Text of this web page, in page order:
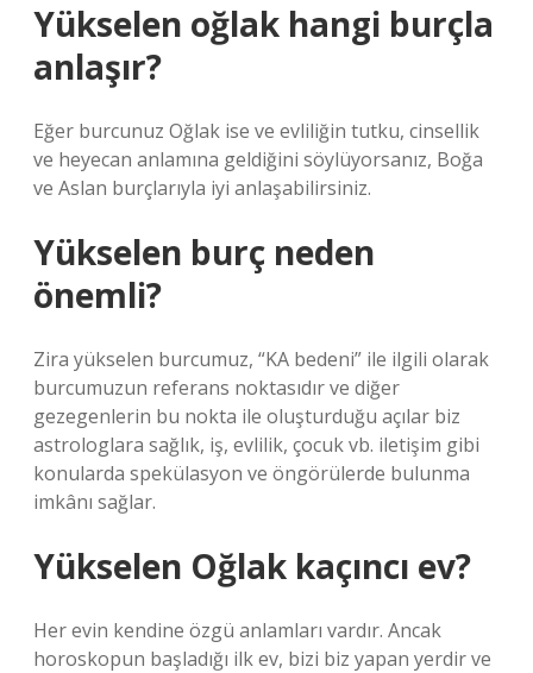
Yükselen oğlak hangi burçla
anlaşır?
Eğer burcunuz Oğlak ise ve evliliğin tutku, cinsellik
ve heyecan anlamına geldiğini söylüyorsanız, Boğa
ve Aslan burçlarıyla iyi anlaşabilirsiniz.
Yükselen burç neden
önemli?
Zira yükselen burcumuz, “KA bedeni” ile ilgili olarak
burcumuzun referans noktasıdır ve diğer
gezegenlerin bu nokta ile oluşturduğu açılar biz
astrologlara sağlık, iş, evlilik, çocuk vb. iletişim gibi
konularda spekülasyon ve öngörülerde bulunma
imkânı sağlar.
Yükselen Oğlak kaçıncı ev?
Her evin kendine özgü anlamları vardır. Ancak
horoskopun başladığı ilk ev, bizi biz yapan yerdir ve